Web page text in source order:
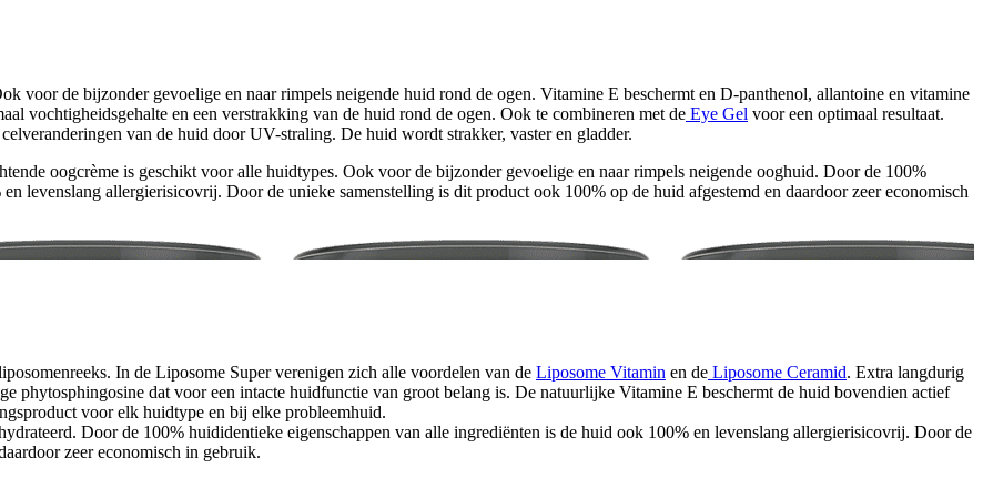
voor de bijzonder gevoelige en naar rimpels neigende huid rond de ogen. Vitamine E beschermt en D-panthenol, allantoine en vitamine
vochtigheidsgehalte en een verstrakking van de huid rond de ogen. Ook te combineren met de Eye Gel voor een optimaal resultaat.
van de huid door UV-straling. De huid wordt strakker, vaster en gladder.
oogcrème is geschikt voor alle huidtypes. Ook voor de bijzonder gevoelige en naar rimpels neigende ooghuid. Door de 100%
levenslang allergierisicovrij. Door de unieke samenstelling is dit product ook 100% op de huid afgestemd en daardoor zeer economisch
In de Liposome Super verenigen zich alle voordelen van de Liposome Vitamin en de Liposome Ceramid. Extra langdurig
phytosphingosine dat voor een intacte huidfunctie van groot belang is. De natuurlijke Vitamine E beschermt de huid bovendien actief
voor elk huidtype en bij elke probleemhuid.
Door de 100% huididentieke eigenschappen van alle ingrediënten is de huid ook 100% en levenslang allergierisicovrij. Door de
zeer economisch in gebruik.